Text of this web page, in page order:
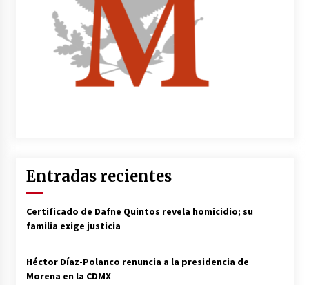
Entradas recientes
Certificado de Dafne Quintos revela homicidio; su
familia exige justicia
Héctor Díaz-Polanco renuncia a la presidencia de
Morena en la CDMX